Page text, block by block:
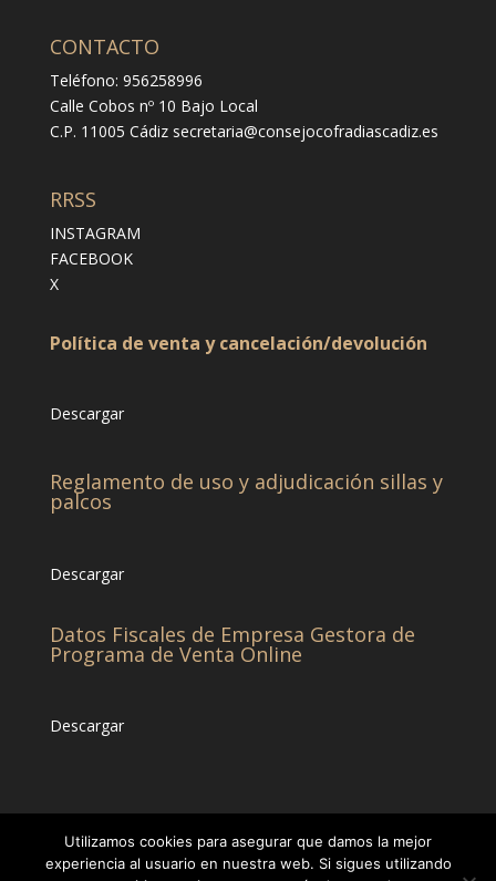
CONTACTO
Teléfono: 956258996
Calle Cobos nº 10 Bajo Local
C.P. 11005 Cádiz secretaria@consejocofradiascadiz.es
RRSS
INSTAGRAM
FACEBOOK
X
Política de venta y cancelación/devolución
Descargar
Reglamento de uso y adjudicación sillas y
palcos
Descargar
Datos Fiscales de Empresa Gestora de
Programa de Venta Online
Descargar
Utilizamos cookies para asegurar que damos la mejor
experiencia al usuario en nuestra web. Si sigues utilizando